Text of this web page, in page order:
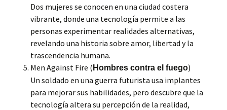
Dos mujeres se conocen en una ciudad costera
vibrante, donde una tecnología permite a las
personas experimentar realidades alternativas,
revelando una historia sobre amor, libertad y la
trascendencia humana.
Men Against Fire ( Hombres contra el fuego)
Un soldado en una guerra futurista usa implantes
para mejorar sus habilidades, pero descubre que la
tecnología altera su percepción de la realidad,